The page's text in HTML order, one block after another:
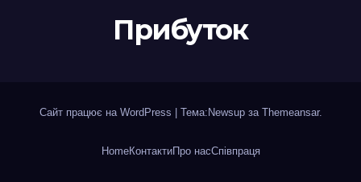
Прибуток
Сайт працює на WordPress Тема:Newsup за Themeansar.
HomeКонтактиПро насСпівпраця